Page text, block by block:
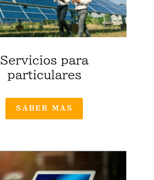
Servicios para
particulares
SABER MÁS